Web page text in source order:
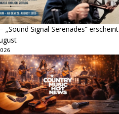
„Sound Signal Serenades“ erscheint